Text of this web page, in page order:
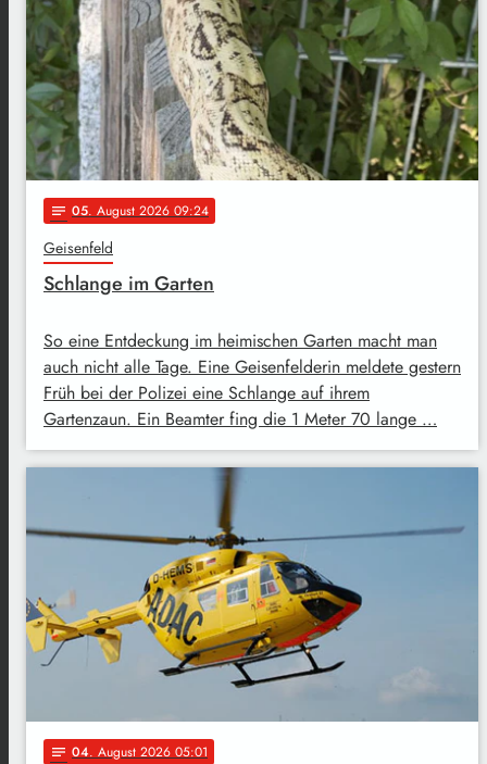
notes 05. August 2026 09:24
Geisenfeld
Schlange im Garten
So eine Entdeckung im heimischen Garten macht man
auch nicht alle Tage. Eine Geisenfelderin meldete gestern
Früh bei der Polizei eine Schlange auf ihrem
Gartenzaun. Ein Beamter fing die 1 Meter 70 lange …
notes 04. August 2026 05:01